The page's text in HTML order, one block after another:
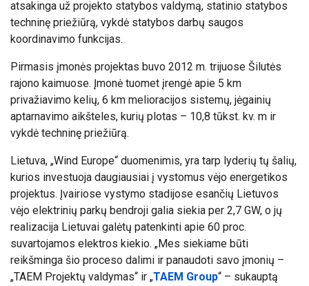
atsakinga už projekto statybos valdymą, statinio statybos
techninę priežiūrą, vykdė statybos darbų saugos
koordinavimo funkcijas.
Pirmasis įmonės projektas buvo 2012 m. trijuose Šilutės
rajono kaimuose. Įmonė tuomet įrengė apie 5 km
privažiavimo kelių, 6 km melioracijos sistemų, jėgainių
aptarnavimo aikšteles, kurių plotas – 10,8 tūkst. kv. m ir
vykdė techninę priežiūrą.
Lietuva, „Wind Europe“ duomenimis, yra tarp lyderių tų šalių,
kurios investuoja daugiausiai į vystomus vėjo energetikos
projektus. Įvairiose vystymo stadijose esančių Lietuvos
vėjo elektrinių parkų bendroji galia siekia per 2,7 GW, o jų
realizacija Lietuvai galėtų patenkinti apie 60 proc.
suvartojamos elektros kiekio. „Mes siekiame būti
reikšminga šio proceso dalimi ir panaudoti savo įmonių –
„TAEM Projektų valdymas“ ir „TAEM Group“ – sukauptą